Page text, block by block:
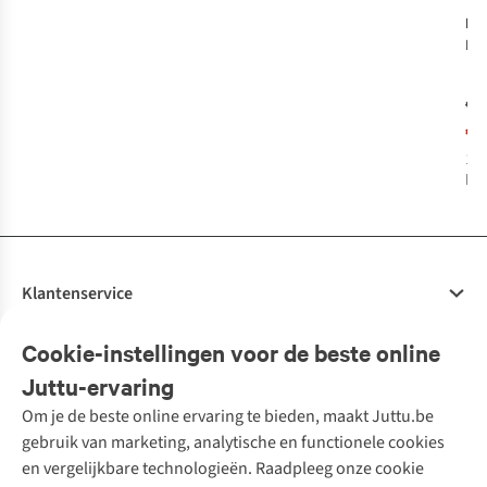
1
Cookie-instellingen voor de beste online
Juttu-ervaring
Om je de beste online ervaring te bieden, maakt Juttu.be
gebruik van marketing, analytische en functionele cookies
en vergelijkbare technologieën. Raadpleeg onze cookie
Klantenservice
Bestellen
Betalen
10% studentenkorting
Klarna - achteraf betalen
Levering
Onze diensten
Tweedehands - ReJUsed
Kledingatelier
Personal shopping
Textielbox
Juttu
Over ons
Merken